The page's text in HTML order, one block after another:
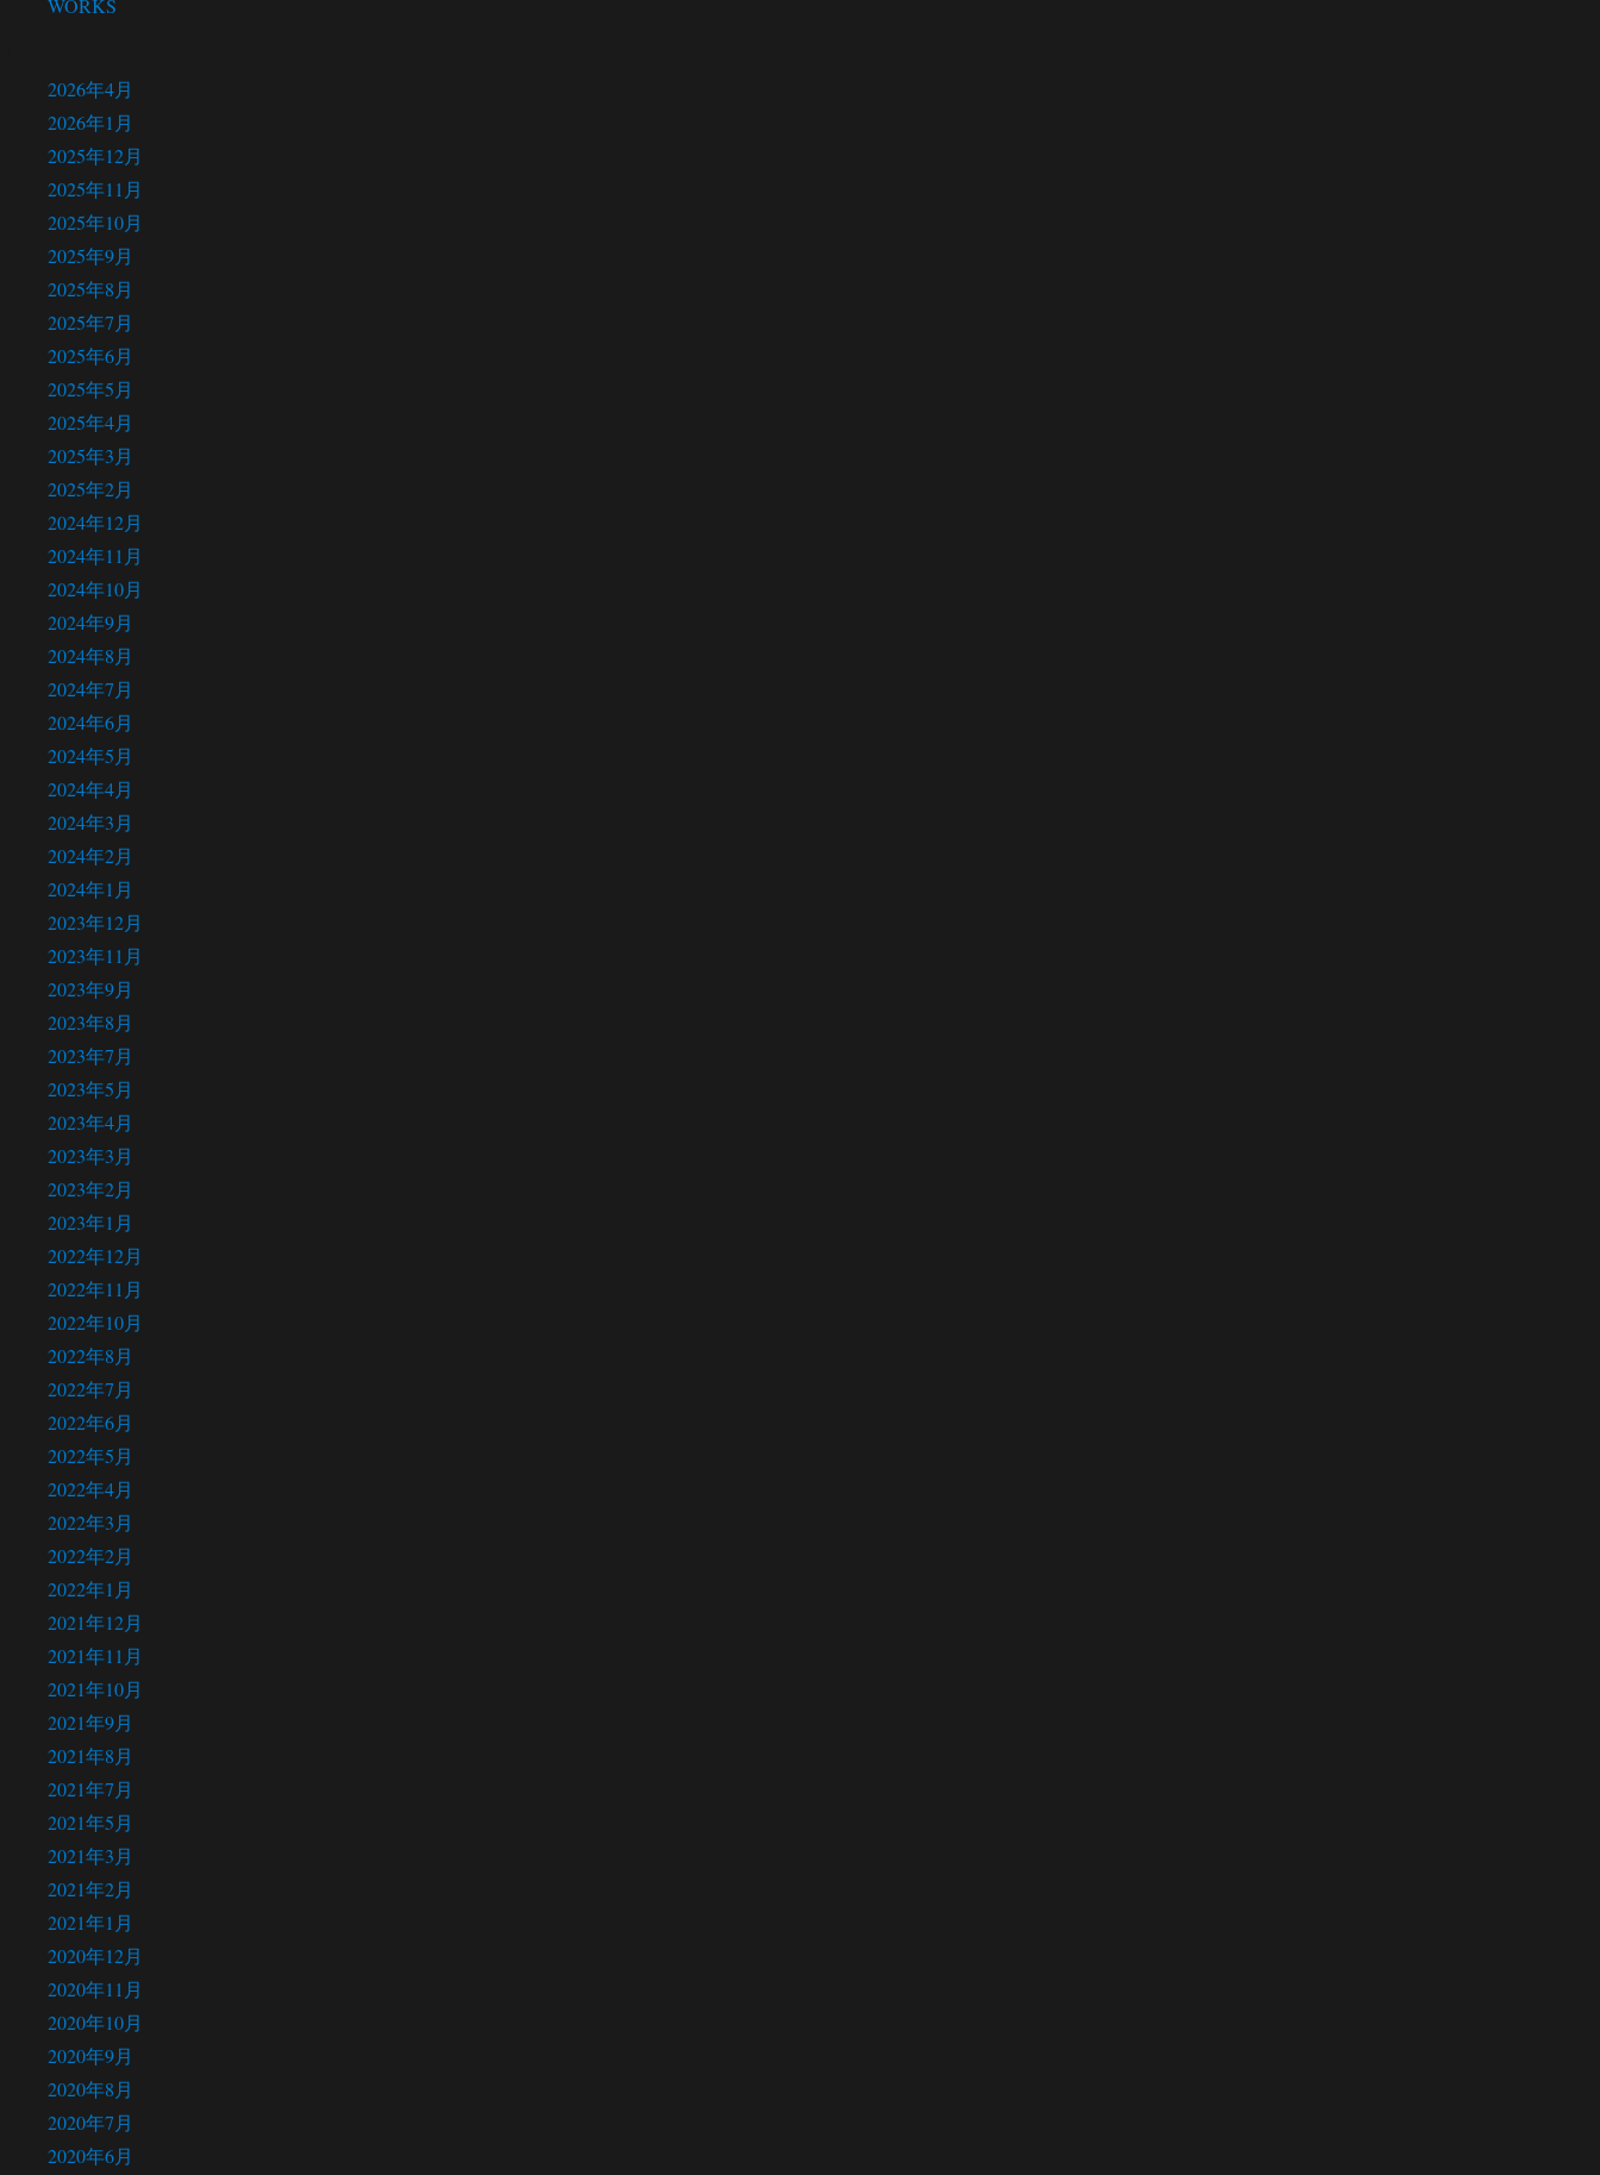
WORKS
2026年4月
2026年1月
2025年12月
2025年11月
2025年10月
2025年9月
2025年8月
2025年7月
2025年6月
2025年5月
2025年4月
2025年3月
2025年2月
2024年12月
2024年11月
2024年10月
2024年9月
2024年8月
2024年7月
2024年6月
2024年5月
2024年4月
2024年3月
2024年2月
2024年1月
2023年12月
2023年11月
2023年9月
2023年8月
2023年7月
2023年5月
2023年4月
2023年3月
2023年2月
2023年1月
2022年12月
2022年11月
2022年10月
2022年8月
2022年7月
2022年6月
2022年5月
2022年4月
2022年3月
2022年2月
2022年1月
2021年12月
2021年11月
2021年10月
2021年9月
2021年8月
2021年7月
2021年5月
2021年3月
2021年2月
2021年1月
2020年12月
2020年11月
2020年10月
2020年9月
2020年8月
2020年7月
2020年6月